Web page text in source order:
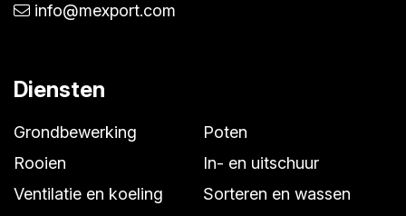
info@mexport.com
Diensten
Grondbewerking
Poten
Rooien
In- en uitschuur
Ventilatie en koeling
Sorteren en wassen